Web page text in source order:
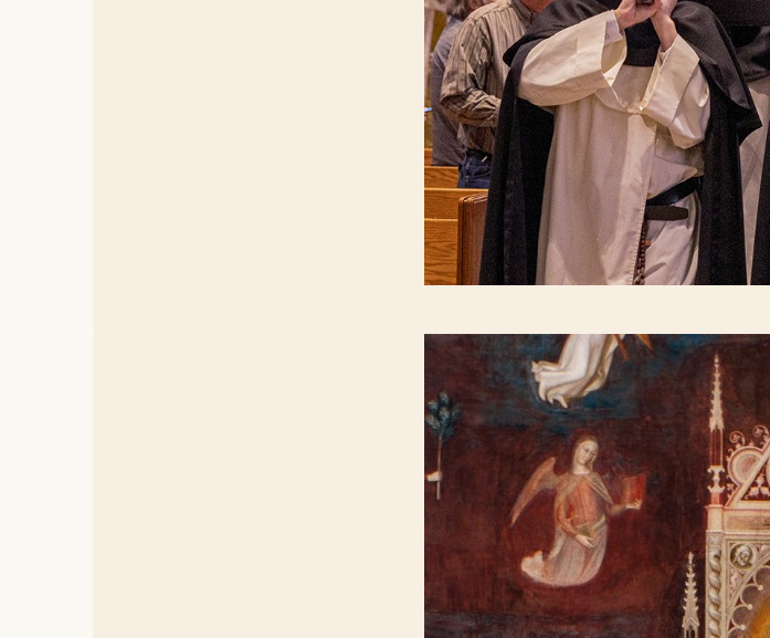
Het reliek kan men van 29 tot 30 maart vereren
Antwerpen.
Doctor angelicus
Binnen de dominicanenorde wordt de leer van
eerste plaats een professor in
sacra pagina(H.
systematische geest, waarmee hij actief het
buiten het christendom, uit zijn eigen tijd en uit
Om het belang van zijn leer, onder meer
werd Thomas in 1323 heiligverklaard. In 1567
'Engelachtige Doctor' (
Doctor angelicus ).
Zwolle
In het weekend van 29 en 30 maart zijn er
- Een wandeling van de Dominicanenkerk naar
te zien.
- Een studiemiddag over de zeggingskracht van
- Een concert bij kaarslicht waarin verschillende
Bekijk het volledige programma op